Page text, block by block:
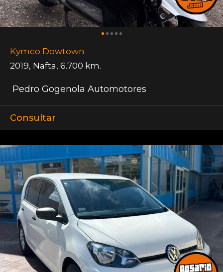
Kymco Dowtown
2019, Nafta, 6.700 km.
Pedro Gogenola Automotores
Consultar